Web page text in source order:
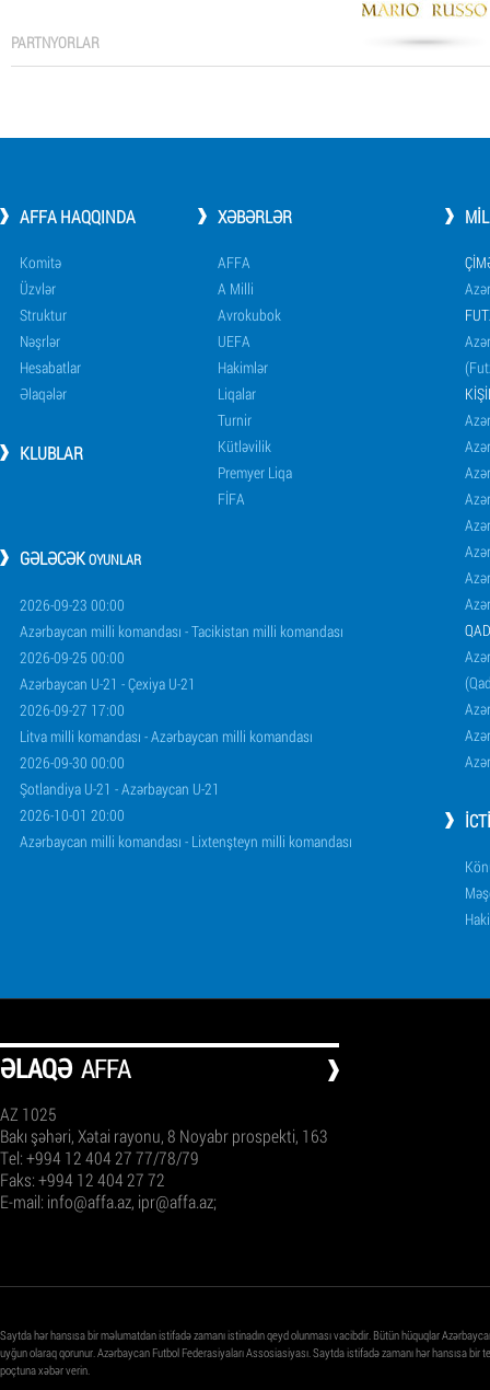
PARTNYORLAR
AFFA HAQQINDA
Komitə
Üzvlər
Struktur
Nəşrlər
Hesabatlar
Əlaqələr
KLUBLAR
XƏBƏRLƏR
AFFA
A Milli
Avrokubok
UEFA
Hakimlər
Liqalar
Turnir
Kütləvilik
Premyer Liqa
FİFA
GƏLƏCƏKOYUNLAR
2026-09-23 00:00
Azərbaycan milli komandası - Tacikistan milli komandası
2026-09-25 00:00
Azərbaycan U-21 - Çexiya U-21
2026-09-27 17:00
Litva milli komandası - Azərbaycan milli komandası
2026-09-30 00:00
Şotlandiya U-21 - Azərbaycan U-21
2026-10-01 20:00
Azərbaycan milli komandası - Lixtenşteyn milli komandası
ƏLAQƏ AFFA
AZ 1025
Bakı şəhəri, Xətai rayonu, 8 Noyabr prospekti, 163
Tel: +994 12 404 27 77/78/79
Faks: +994 12 404 27 72
E-mail: info@affa.az, ipr@affa.az;
Saytda hər hansısa bir məlumatdan istifadə zamanı istinadın qeyd olunması vacibdir. Bütün hüquqlar
uyğun olaraq qorunur. Azərbaycan Futbol Federasiyaları Assosiasiyası. Saytda istifadə zamanı hər hansısa
poçtuna xəbər verin.